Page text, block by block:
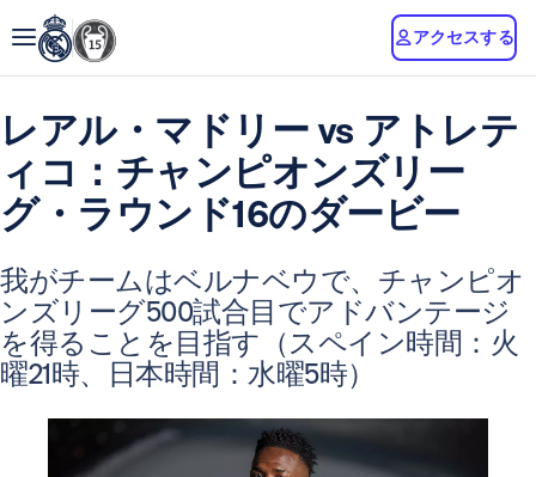
アクセスする
レアル・マドリー vs アトレテ
ィコ：チャンピオンズリー
グ・ラウンド16のダービー
我がチームはベルナベウで、チャンピオ
ンズリーグ500試合目でアドバンテージ
を得ることを目指す（スペイン時間：火
曜21時、日本時間：水曜5時）